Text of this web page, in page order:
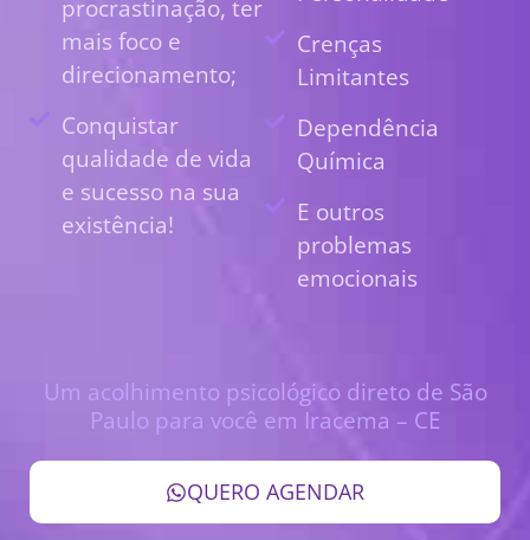
procrastinação, ter
mais foco e
direcionamento;
Conquistar
qualidade de vida
e sucesso na sua
existência!
Crenças
Limitantes
Dependência
Química
E outros
problemas
emocionais
Um acolhimento psicológico direto de São
Paulo para você em Iracema – CE
QUERO AGENDAR